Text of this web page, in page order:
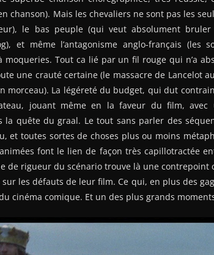
chanson). Mais les chevaliers ne sont pas les
le bas peuple (qui veut absolument
et même l’antagonisme anglo-français (les
moqueries. Tout ca lié par un fil rouge qui n’a
une crauté certaine (le massacre de Lancelot
morceau). La légéreté du budget, qui dut
jouant même en la faveur du film, avec
la quête du graal. Le tout sans parler des
et toutes sortes de choses plus ou moins
font le lien de façon très capillotractée
de rigueur du scénario trouve là une contrepoint
les défauts de leur film. Ce qui, en plus des
cinéma comique. Et un des plus grands